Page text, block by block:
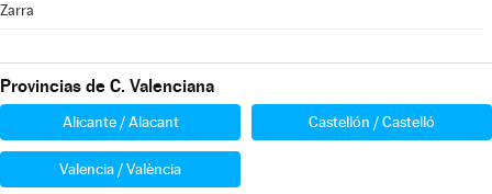
Zarra
Provincias de C. Valenciana
Alicante / Alacant Castellón / Castelló
Valencia / València